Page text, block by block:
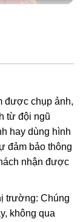
là một
thạch anh. Vì
chục triệu
và nhiệt độ
tinh thể hình
anh cộng
Nhìn
trong kết
ánh sáng tạo
biết về đá.
được chụp ảnh,
từ đội ngũ
hay dùng hình
đảm bảo thông
nhận được
trường: Chúng
không qua